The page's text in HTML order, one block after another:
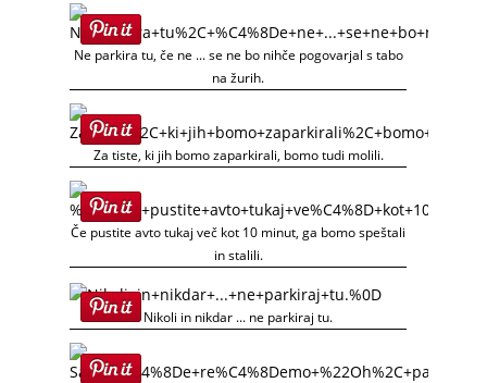
Ne parkira tu, če ne ... se ne bo nihče pogovarjal s tabo
na žurih.
Za tiste, ki jih bomo zaparkirali, bomo tudi molili.
Če pustite avto tukaj več kot 10 minut, ga bomo speštali
in stalili.
Nikoli in nikdar ... ne parkiraj tu.